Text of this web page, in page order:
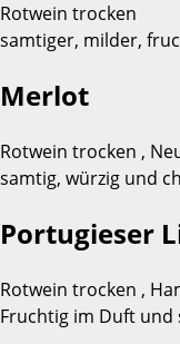
Rotwein trocken
samtiger, milder,
Merlot
Rotwein trocken ,
samtig, würzig und
Portugieser
Rotwein trocken ,
Fruchtig im Duft und